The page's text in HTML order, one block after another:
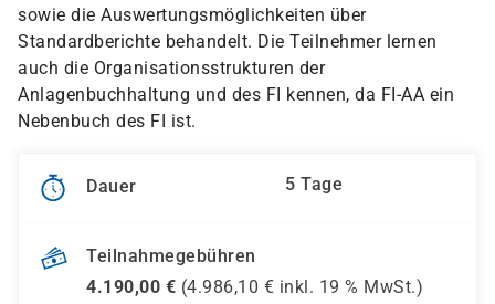
sowie die Auswertungsmöglichkeiten über
Standardberichte behandelt. Die Teilnehmer lernen
auch die Organisationsstrukturen der
Anlagenbuchhaltung und des FI kennen, da FI-AA ein
Nebenbuch des FI ist.
Dauer 5 Tage
Teilnahmegebühren
4.190,00 € (4.986,10 € inkl. 19 % MwSt.)